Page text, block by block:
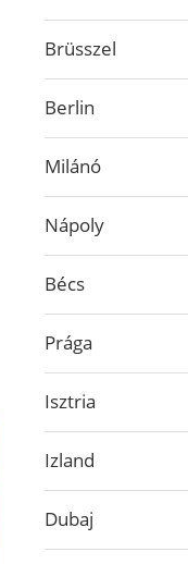
Brüsszel
Berlin
Milánó
Nápoly
Bécs
Prága
Isztria
Izland
Dubaj